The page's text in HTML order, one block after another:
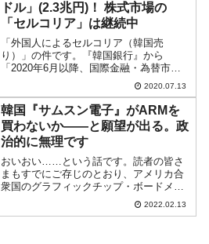
ドル」(2.3兆円)！ 株式市場の
「セルコリア」は継続中
「外国人によるセルコリア（韓国売
り）」の件です。『韓国銀行』から
「2020年6月以降、国際金融・為替市場
の動向」が公表され、その中に「外国人
証券投資資金」のデータがあります。⇒
データ引用元：『韓国銀行』公式サイト
「2020年6月以降、国際金...
2020.07.13
韓国『サムスン電子』がARMを
買わないか――と願望が出る。政
治的に無理です
おいおい……という話です。読者の皆さ
まもすでにご存じのとおり、アメリカ合
衆国のグラフィックチップ・ボードメー
カー『NVIDIA（エヌビデア）』が、ソフ
トグループ傘下となったチップメーカ
2022.02.13